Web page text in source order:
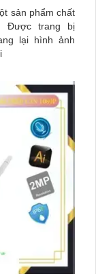
sản phẩm chất
lại hình ảnh